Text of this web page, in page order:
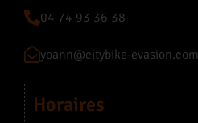
04 74 93 36 38
yoann@citybike-evasion.com
Horaires